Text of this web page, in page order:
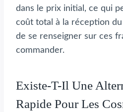
dans le prix initial, ce qui
coût total à la réception
de se renseigner sur ces
commander.
Existe-T-Il Une
Rapide Pour Les